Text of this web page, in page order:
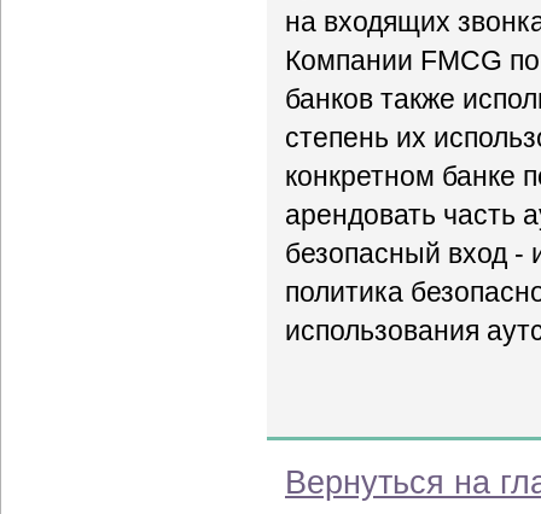
на входящих
Компании FMCG
банков также
степень их
конкретном банке
арендовать часть
безопасный вход -
политика
использования
Вернуться на